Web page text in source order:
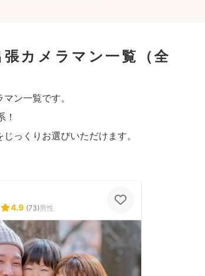
カメラマン一覧
（全
ン一覧です。
っくりお選びいただけます。
4.9 (73)男性